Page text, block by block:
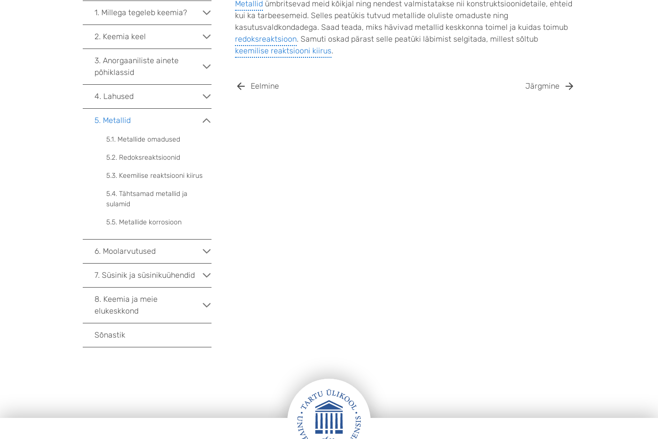
Metallid ümbritsevad meid kõikjal ning nendest valmistatakse nii konstruktsioonidetaile, ehteid
kui ka tarbeesemeid. Selles peatükis tutvud metallide oluliste omaduste ning
kasutusvaldkondadega. Saad teada, miks hävivad metallid keskkonna toimel ja kuidas toimub
redoksreaktsioon. Samuti oskad pärast selle peatüki läbimist selgitada, millest sõltub
keemilise reaktsiooni kiirus.
Eelmine Järgmine
1. Millega tegeleb keemia?
2. Keemia keel
3. Anorgaaniliste ainete
põhiklassid
4. Lahused
5. Metallid
5.1. Metallide omadused
5.2. Redoksreaktsioonid
5.3. Keemilise reaktsiooni kiirus
5.4. Tähtsamad metallid ja
sulamid
5.5. Metallide korrosioon
6. Moolarvutused
7. Süsinik ja süsinikuühendid
8. Keemia ja meie
elukeskkond
Sõnastik